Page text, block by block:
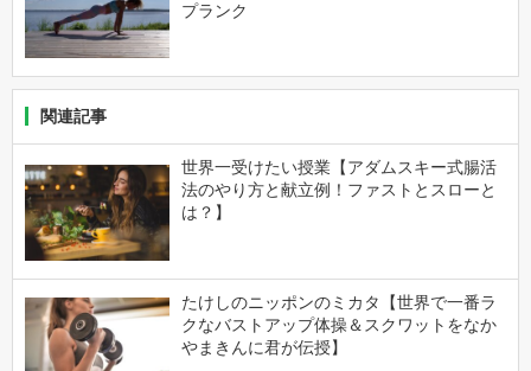
プランク
関連記事
世界一受けたい授業【アダムスキー式腸活
法のやり方と献立例！ファストとスローと
は？】
たけしのニッポンのミカタ【世界で一番ラ
クなバストアップ体操＆スクワットをなか
やまきんに君が伝授】